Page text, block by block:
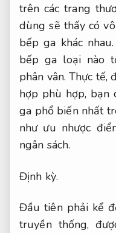
trên các trang
dùng sẽ thấy có
bếp ga khác
bếp ga loại nào
phân vân. Thực tế,
hợp phù hợp, bạn
ga phổ biến nhất
như ưu nhược
ngân sách.
Định kỳ.
Đầu tiên phải kể
truyền thống,